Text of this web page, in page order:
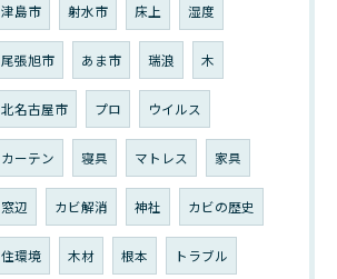
津島市 射水市 床上 湿度
尾張旭市 あま市 瑞浪 木
北名古屋市 プロ ウイルス
カーテン 寝具 マトレス 家具
窓辺 カビ解消 神社 カビの歴史
住環境 木材 根本 トラブル